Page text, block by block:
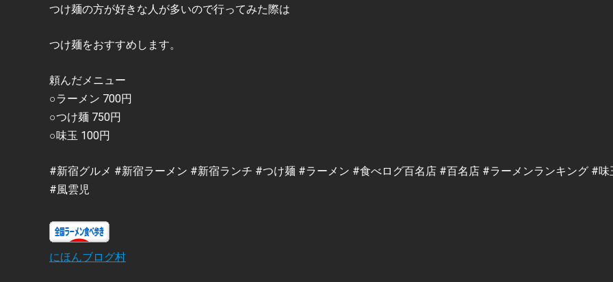
つけ麺の方が好きな人が多いので行ってみた際は
つけ麺をおすすめします。
頼んだメニュー
○ラーメン 700円
○つけ麺 750円
○味玉 100円
#新宿グルメ #新宿ラーメン #新宿ランチ #つけ麺 #ラーメン #食べログ百名店 #百名店 #ラーメンランキング #味
#風雲児
にほんブログ村